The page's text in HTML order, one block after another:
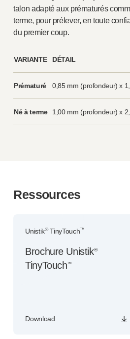
talon adapté aux prématurés
terme, pour prélever, en toute
du premier coup.
VARIANTE DÉTAIL
Prématuré 0,85 mm (profondeur) x
Né à terme 1,00 mm (profondeur) x
Ressources
Unistik®TinyTouch™
Brochure Unistik®
TinyTouch™
Download